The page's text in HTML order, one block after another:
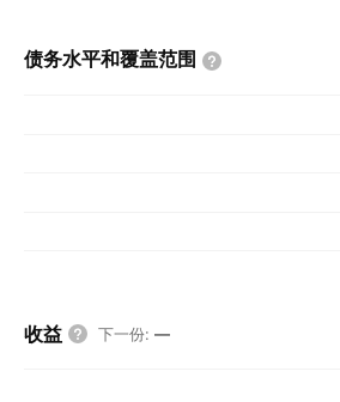
债务水平和覆盖范围
收益 下一份: —